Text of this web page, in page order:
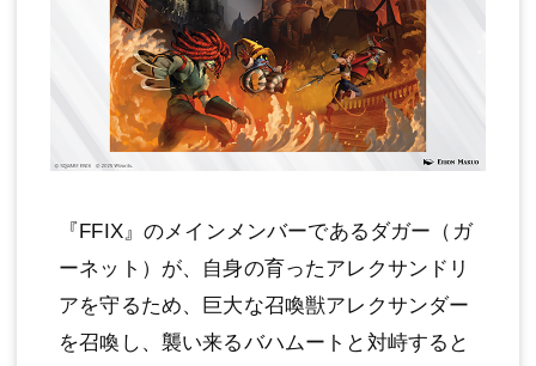
『FFIX』のメインメンバーであるダガー（ガ
ーネット）が、自身の育ったアレクサンドリ
アを守るため、巨大な召喚獣アレクサンダー
を召喚し、襲い来るバハムートと対峙すると